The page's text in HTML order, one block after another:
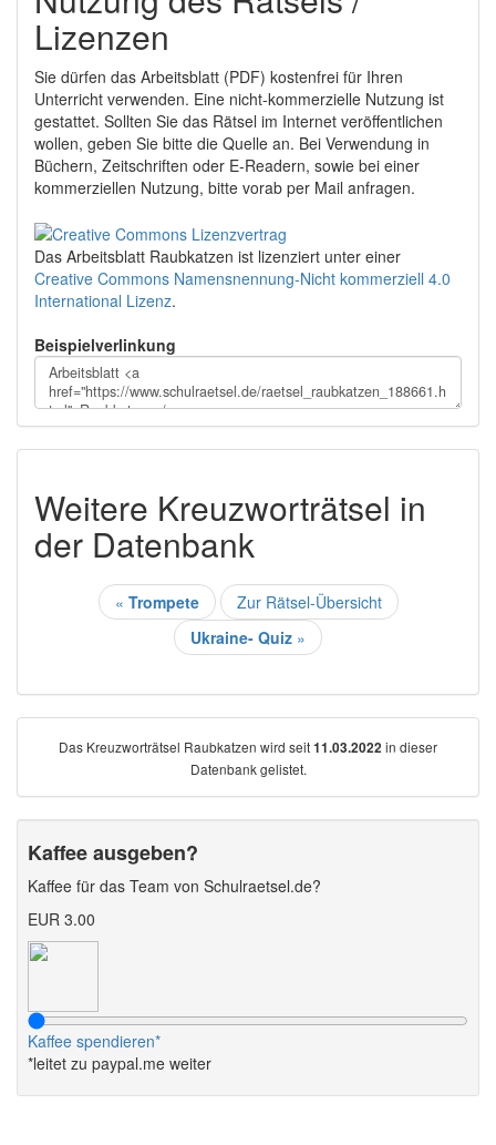
Lizenzen
Sie dürfen das Arbeitsblatt (PDF) kostenfrei für Ihren
Unterricht verwenden. Eine nicht-kommerzielle Nutzung ist
gestattet. Sollten Sie das Rätsel im Internet veröffentlichen
wollen, geben Sie bitte die Quelle an. Bei Verwendung in
Büchern, Zeitschriften oder E-Readern, sowie bei einer
kommerziellen Nutzung, bitte vorab per Mail anfragen.
Das Arbeitsblatt Raubkatzen ist lizenziert unter einer
Creative Commons Namensnennung-Nicht kommerziell 4.0
International Lizenz.
Beispielverlinkung
Weitere Kreuzworträtsel in
der Datenbank
« Trompete
Zur Rätsel-Übersicht
Ukraine- Quiz »
Das Kreuzworträtsel Raubkatzen wird seit11.03.2022 in dieser
Datenbank gelistet.
Kaffee ausgeben?
Kaffee für das Team von Schulraetsel.de?
EUR 3.00
Kaffee spendieren*
*leitet zu paypal.me weiter